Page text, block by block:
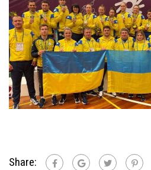
Share: